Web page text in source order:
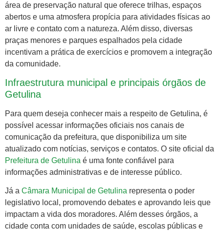
área de preservação natural que oferece trilhas, espaços
abertos e uma atmosfera propícia para atividades físicas ao
ar livre e contato com a natureza. Além disso, diversas
praças menores e parques espalhados pela cidade
incentivam a prática de exercícios e promovem a integração
da comunidade.
Infraestrutura municipal e principais órgãos de
Getulina
Para quem deseja conhecer mais a respeito de Getulina, é
possível acessar informações oficiais nos canais de
comunicação da prefeitura, que disponibiliza um site
atualizado com notícias, serviços e contatos. O site oficial da
Prefeitura de Getulina é uma fonte confiável para
informações administrativas e de interesse público.
Já a Câmara Municipal de Getulina representa o poder
legislativo local, promovendo debates e aprovando leis que
impactam a vida dos moradores. Além desses órgãos, a
cidade conta com unidades de saúde, escolas públicas e